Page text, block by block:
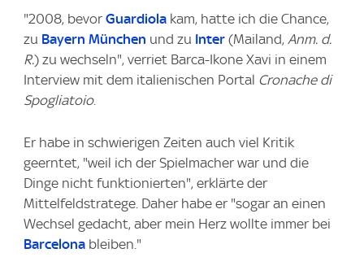
"2008, bevor Guardiola kam, hatte ich die Chance,
zu Bayern München und zu Inter (Mailand, Anm. d.
R.) zu wechseln", verriet Barca-Ikone Xavi in einem
Interview mit dem italienischen Portal Cronache di
Spogliatoio.
Er habe in schwierigen Zeiten auch viel Kritik
geerntet, "weil ich der Spielmacher war und die
Dinge nicht funktionierten", erklärte der
Mittelfeldstratege. Daher habe er "sogar an einen
Wechsel gedacht, aber mein Herz wollte immer bei
Barcelona bleiben."